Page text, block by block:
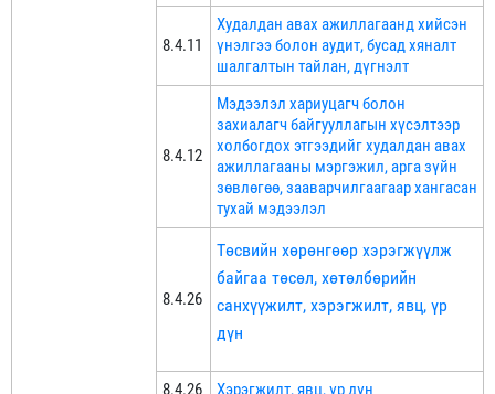
8.4.11
Худалдан авах ажиллагаанд хийсэн
үнэлгээ болон аудит, бусад хяналт
шалгалтын тайлан, дүгнэлт
8.4.12
Мэдээлэл хариуцагч болон
захиалагч байгууллагын хүсэлтээр
холбогдох этгээдийг худалдан авах
ажиллагааны мэргэжил, арга зүйн
зөвлөгөө, зааварчилгаагаар хангасан
тухай мэдээлэл
8.4.26
Төсвийн хөрөнгөөр хэрэгжүүлж
байгаа төсөл, хөтөлбөрийн
санхүүжилт, хэрэгжилт, явц, үр
дүн
8.4.26 Хэрэгжилт, явц, үр дүн